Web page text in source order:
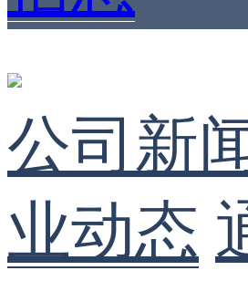
公司新
业动态